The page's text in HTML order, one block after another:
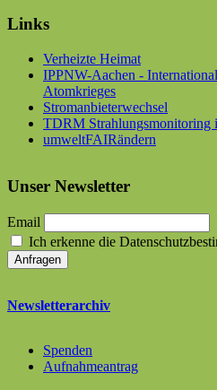
Links
Verheizte Heimat
IPPNW-Aachen -
Atomkrieges
Stromanbieterwechsel
TDRM Strahlungsmonitoring
umweltFAIRändern
Unser Newsletter
Email
Ich erkenne die
Newsletterarchiv
Spenden
Aufnahmeantrag